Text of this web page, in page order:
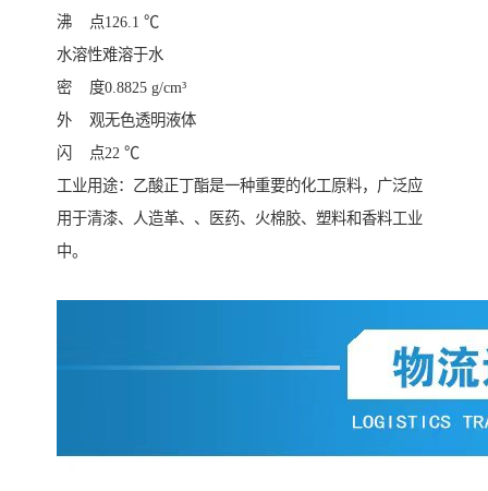
沸 点126.1 ℃
水溶性难溶于水
密 度0.8825 g/cm³
外 观无色透明液体
闪 点22 ℃
工业用途：乙酸正丁酯是一种重要的化工原料，广泛应
用于清漆、人造革、、医药、火棉胶、塑料和香料工业
中。